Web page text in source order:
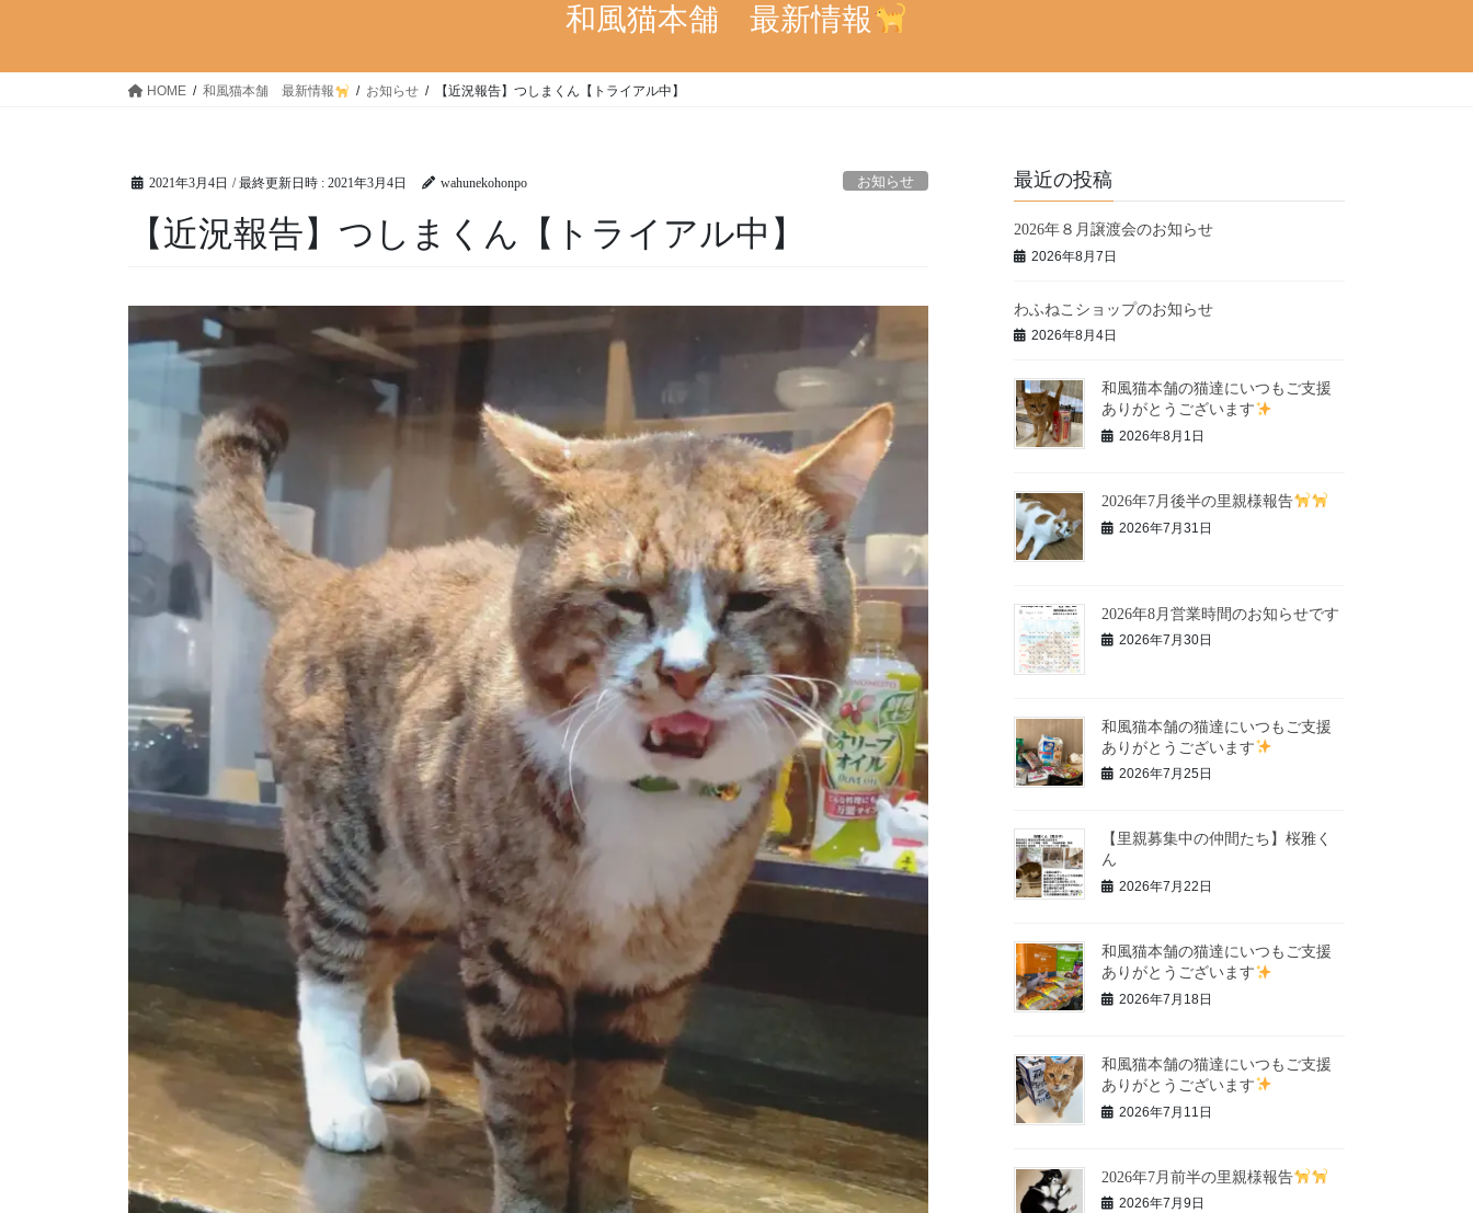
和風猫本舗 最新情報
HOME 和風猫本舗 最新情報 お知らせ 【近況報告】つしまくん【トライアル中】
2021年3月4日 / 最終更新日時 : 2021年3月4日 wahunekohonpo お知らせ
【近況報告】つしまくん【トライアル中】
最近の投稿
2026年８月譲渡会のお知らせ
2026年8月7日
わふねこショップのお知らせ
2026年8月4日
和風猫本舗の猫達にいつもご支援
ありがとうございます
2026年8月1日
2026年7月後半の里親様報告
2026年7月31日
2026年8月営業時間のお知らせです
2026年7月30日
和風猫本舗の猫達にいつもご支援
ありがとうございます
2026年7月25日
【里親募集中の仲間たち】桜雅く
ん
2026年7月22日
和風猫本舗の猫達にいつもご支援
ありがとうございます
2026年7月18日
和風猫本舗の猫達にいつもご支援
ありがとうございます
2026年7月11日
2026年7月前半の里親様報告
2026年7月9日